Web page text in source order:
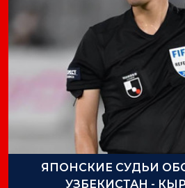
ЯПОНСКИЕ СУДЬИ
УЗБЕКИСТАН -